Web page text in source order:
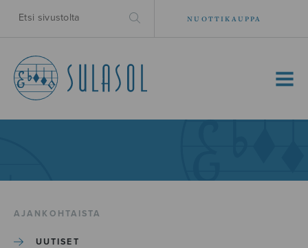
NUOTTIKAUPPA
MENU
AJANKOHTAISTA
UUTISET